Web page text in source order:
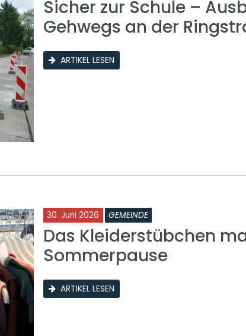
Sicher zur Schule –
Gehwegs an der
ARTIKEL LESEN
30. Juni 2026 GEMEINDE
Das Kleiderstübchen
Sommerpause
ARTIKEL LESEN